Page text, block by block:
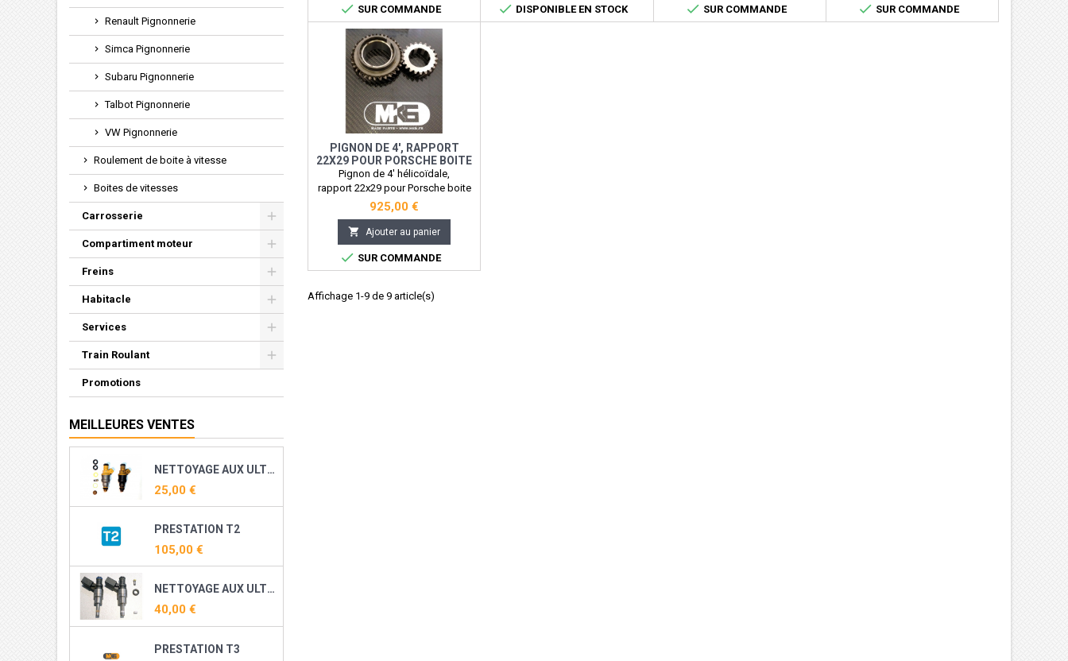
Renault Pignonnerie
Simca Pignonnerie
Subaru Pignonnerie
Talbot Pignonnerie
VW Pignonnerie
Roulement de boite à vitesse
Boites de vitesses
Carrosserie
Compartiment moteur
Freins
Habitacle
Services
Train Roulant
Promotions
MEILLEURES VENTES
NETTOYAGE AUX ULTRASONS ET RECONDITIONNEMENT DE VOS INJECTEURS ESSENCE
25,00 €
PRESTATION T2
105,00 €
NETTOYAGE AUX ULTRASONS ET RECONDITIONNEMENT DE VOS INJECTEURS DIRECT ESSENCE ( TFSI, TSI, THP, TCE ...)
40,00 €
PRESTATION T3
 SUR COMMANDE  DISPONIBLE EN STOCK  SUR COMMANDE  SUR COMMANDE
PIGNON DE 4', RAPPORT
22X29 POUR PORSCHE BOITE
901
Pignon de 4' hélicoïdale,
rapport 22x29 pour Porsche boite
901. photo non contractuel
925,00 €
 Ajouter au panier
 SUR COMMANDE
Affichage 1-9 de 9 article(s)